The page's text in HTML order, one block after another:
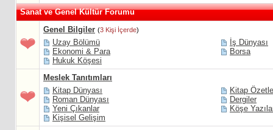
Sanat ve Genel Kültür Forumu
Genel Bilgiler (3 Kişi İçerde)
Uzay Bölümü
İş Dünyası
Ekonomi & Para
Borsa
Hukuk Köşesi
Meslek Tanıtımları
Kitap Dünyası
Kitap
Roman Dünyası
Dergiler
Yeni Çıkanlar
Köşe
Kişisel Gelişim